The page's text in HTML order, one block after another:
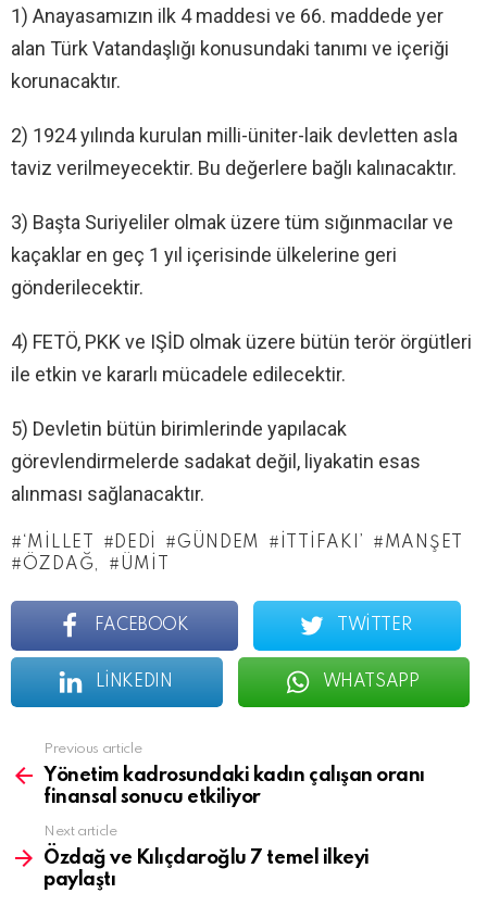
1) Anayasamızın ilk 4 maddesi ve 66. maddede yer
alan Türk Vatandaşlığı konusundaki tanımı ve içeriği
korunacaktır.
2) 1924 yılında kurulan milli-üniter-laik devletten asla
taviz verilmeyecektir. Bu değerlere bağlı kalınacaktır.
3) Başta Suriyeliler olmak üzere tüm sığınmacılar ve
kaçaklar en geç 1 yıl içerisinde ülkelerine geri
gönderilecektir.
4) FETÖ, PKK ve IŞİD olmak üzere bütün terör örgütleri
ile etkin ve kararlı mücadele edilecektir.
5) Devletin bütün birimlerinde yapılacak
görevlendirmelerde sadakat değil, liyakatin esas
alınması sağlanacaktır.
‘MILLET DEDI GÜNDEM İTTIFAKI’
MANŞET
ÖZDAĞ,
ÜMIT
FACEBOOK TWITTER
LINKEDIN WHATSAPP
more
Previous article
Yönetim kadrosundaki kadın çalışan oranı
finansal sonucu etkiliyor
Next article
Özdağ ve Kılıçdaroğlu 7 temel ilkeyi
paylaştı